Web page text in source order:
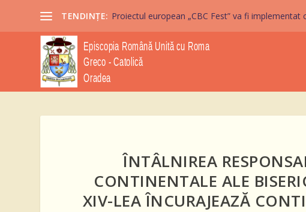
TENDINȚE: Proiectul european „CBC Fest” va fi implementat
ÎNTÂLNIREA
CONTINENTALE ALE
XIV-LEA ÎNCURAJEAZĂ